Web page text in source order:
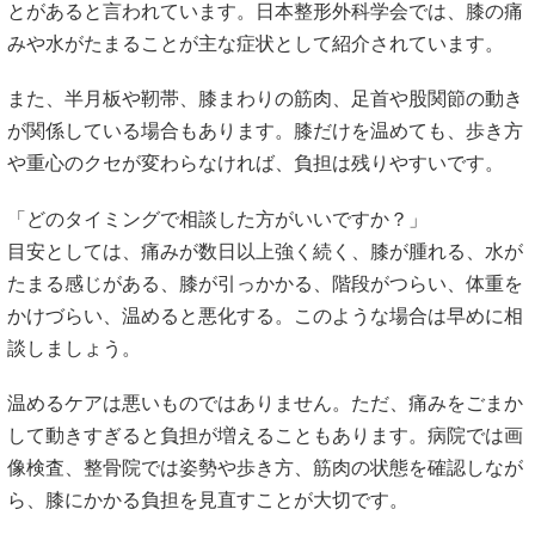
とがあると言われています。日本整形外科学会では、膝の痛
みや水がたまることが主な症状として紹介されています。
また、半月板や靭帯、膝まわりの筋肉、足首や股関節の動き
が関係している場合もあります。膝だけを温めても、歩き方
や重心のクセが変わらなければ、負担は残りやすいです。
「どのタイミングで相談した方がいいですか？」
目安としては、痛みが数日以上強く続く、膝が腫れる、水が
たまる感じがある、膝が引っかかる、階段がつらい、体重を
かけづらい、温めると悪化する。このような場合は早めに相
談しましょう。
温めるケアは悪いものではありません。ただ、痛みをごまか
して動きすぎると負担が増えることもあります。病院では画
像検査、整骨院では姿勢や歩き方、筋肉の状態を確認しなが
ら、膝にかかる負担を見直すことが大切です。